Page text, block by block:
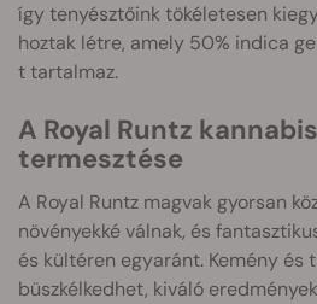
így tenyésztőink tökéletesen
hoztak létre, amely 50% indica
t tartalmaz.
A Royal Runtz
termesztése
A Royal Runtz magvak gyorsan
növényekké válnak, és
és kültéren egyaránt. Kemény és
büszkélkedhet, kiváló